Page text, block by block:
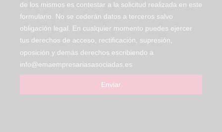
de los mismos es contestar a la solicitud realizada en este
formulario. No se cederán datos a terceros salvo
obligación legal. En cualquier momento puedes ejercer
tus derechos de acceso, rectificación, supresión,
oposición y demás derechos escribiendo a
info@emaempresariasasociadas.es
Enviar